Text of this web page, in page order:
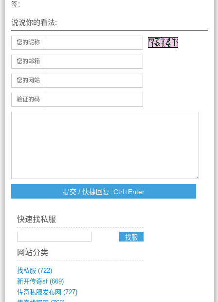
签：
说说你的看法:
您的昵称
您的邮箱
您的网站
验证的码
快速找私服
网站分类
找私服 (722)
新开传奇sf(669)
传奇私服发布网 (727)